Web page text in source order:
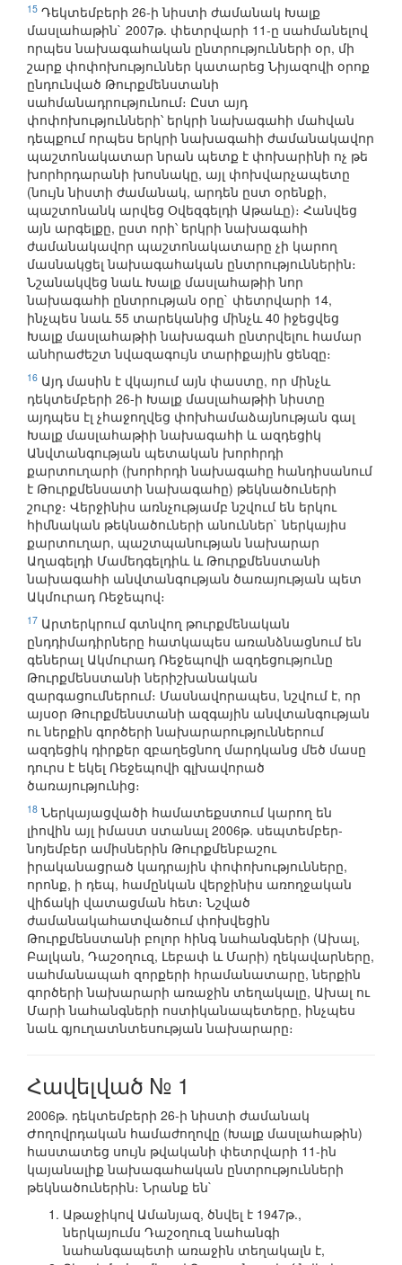
15 Դեկտեմբերի 26-ի նիստի ժամանակ Խալք
մասլահաթին` 2007թ. փետրվարի 11-ը սահմանելով
որպես նախագահական ընտրությունների օր, մի
շարք փոփոխություններ կատարեց Նիյազովի օրոք
ընդունված Թուրքմենստանի
սահմանադրությունում։ Ըստ այդ
փոփոխությունների՝ երկրի նախագահի մահվան
դեպքում որպես երկրի նախագահի ժամանակավոր
պաշտոնակատար նրան պետք է փոխարինի ոչ թե
խորհրդարանի խոսնակը, այլ փոխվարչապետը
(նույն նիստի ժամանակ, արդեն ըստ օրենքի,
պաշտոնանկ արվեց Օվեզգելդի Աթաևը)։ Հանվեց
այն արգելքը, ըստ որի՝ երկրի նախագահի
ժամանակավոր պաշտոնակատարը չի կարող
մասնակցել նախագահական ընտրություններին։
Նշանակվեց նաև Խալք մասլահաթիի նոր
նախագահի ընտրության օրը` փետրվարի 14,
ինչպես նաև 55 տարեկանից մինչև 40 իջեցվեց
Խալք մասլահաթիի նախագահ ընտրվելու համար
անհրաժեշտ նվազագույն տարիքային ցենզը։
16 Այդ մասին է վկայում այն փաստը, որ մինչև
դեկտեմբերի 26-ի Խալք մասլահաթիի նիստը
այդպես էլ չհաջողվեց փոխհամաձայնության գալ
Խալք մասլահաթիի նախագահի և ազդեցիկ
Անվտանգության պետական խորհրդի
քարտուղարի (խորհրդի նախագահը հանդիսանում
է Թուրքմենսատի նախագահը) թեկնածուների
շուրջ։ Վերջինիս առնչությամբ նշվում են երկու
հիմնական թեկնածուների անուններ` ներկայիս
քարտուղար, պաշտպանության նախարար
Աղագելդի Մամեդգելդիև և Թուրքմենստանի
նախագահի անվտանգության ծառայության պետ
Ակմուրադ Ռեջեպով։
17 Արտերկրում գտնվող թուրքմենական
ընդդիմադիրները հատկապես առանձնացնում են
գեներալ Ակմուրադ Ռեջեպովի ազդեցությունը
Թուրքմենստանի ներիշխանական
զարգացումներում։ Մասնավորապես, նշվում է, որ
այսօր Թուրքմենստանի ազգային անվտանգության
ու ներքին գործերի նախարարություններում
ազդեցիկ դիրքեր զբաղեցնող մարդկանց մեծ մասը
դուրս է եկել Ռեջեպովի գլխավորած
ծառայությունից։
18 Ներկայացվածի համատեքստում կարող են
լիովին այլ իմաստ ստանալ 2006թ. սեպտեմբեր-
նոյեմբեր ամիսներին Թուրքմենբաշու
իրականացրած կադրային փոփոխությունները,
որոնք, ի դեպ, համընկան վերջինիս առողջական
վիճակի վատացման հետ։ Նշված
ժամանակահատվածում փոխվեցին
Թուրքմենստանի բոլոր հինգ նահանգների (Ախալ,
Բալկան, Դաշօղուզ, Լեբափ և Մարի) ղեկավարները,
սահմանապահ զորքերի հրամանատարը, ներքին
գործերի նախարարի առաջին տեղակալը, Ախալ ու
Մարի նահանգների ոստիկանապետերը, ինչպես
նաև գյուղատնտեսության նախարարը։
Հավելված № 1
2006թ. դեկտեմբերի 26-ի նիստի ժամանակ
Ժողովրդական համաժողովը (Խալք մասլահաթին)
հաստատեց սույն թվականի փետրվարի 11-ին
կայանալիք նախագահական ընտրությունների
թեկնածուներին։ Նրանք են`
Աթաջիկով Ամանյազ, ծնվել է 1947թ.,
ներկայումս Դաշօղուզ նահանգի
նահանգապետի առաջին տեղակալն է,